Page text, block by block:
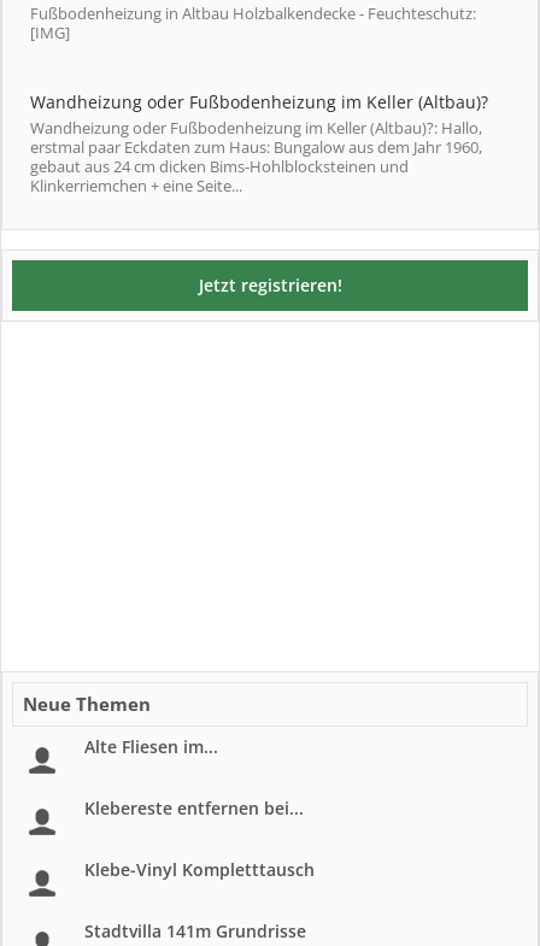
Fußbodenheizung in Altbau Holzbalkendecke - Feuchteschutz:
[IMG]
Wandheizung oder Fußbodenheizung im Keller (Altbau)?
Wandheizung oder Fußbodenheizung im Keller (Altbau)?: Hallo,
erstmal paar Eckdaten zum Haus: Bungalow aus dem Jahr 1960,
gebaut aus 24 cm dicken Bims-Hohlblocksteinen und
Klinkerriemchen + eine Seite...
Jetzt registrieren!
Neue Themen
Alte Fliesen im...
Klebereste entfernen bei...
Klebe-Vinyl Kompletttausch
Stadtvilla 141m Grundrisse